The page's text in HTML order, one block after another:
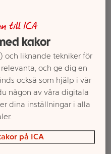
handla
mellan butikerna
till ICA
kakor
och liknande tekniker för
och ge dig en
också som hjälp i vår
någon av våra digitala
dina inställningar i alla
på ICA